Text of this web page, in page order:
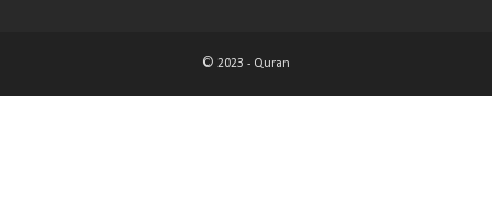
© 2023 - Quran